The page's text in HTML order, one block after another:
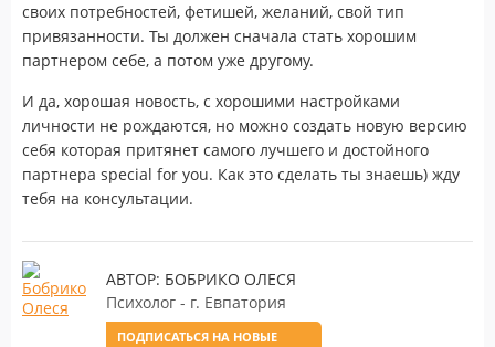
своих потребностей, фетишей, желаний, свой тип
привязанности. Ты должен сначала стать хорошим
партнером себе, а потом уже другому.
И да, хорошая новость, с хорошими настройками
личности не рождаются, но можно создать новую версию
себя которая притянет самого лучшего и достойного
партнера special for you. Как это сделать ты знаешь) жду
тебя на консультации.
АВТОР: БОБРИКО ОЛЕСЯ
Психолог - г. Евпатория
ПОДПИСАТЬСЯ НА НОВЫЕ